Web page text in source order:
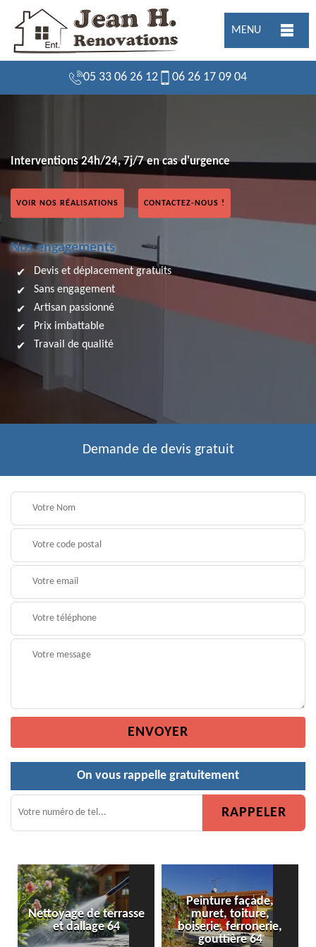
MENU
05 33 06 26 12 06 26 17 09 04
Interventions 24h/24, 7j/7 en cas d'urgence
VOIR NOS RÉALISATIONS CONTACTEZ-NOUS !
Nos engagements
Devis et déplacement gratuits
Sans engagement
Artisan passionné
Prix imbattable
Travail de qualité
Demande de devis gratuit
On vous rappelle gratuitement
Nettoyage de terrasse
et dallage 64
Peinture façade,
muret, toiture,
boiserie, ferronerie,
gouttière 64